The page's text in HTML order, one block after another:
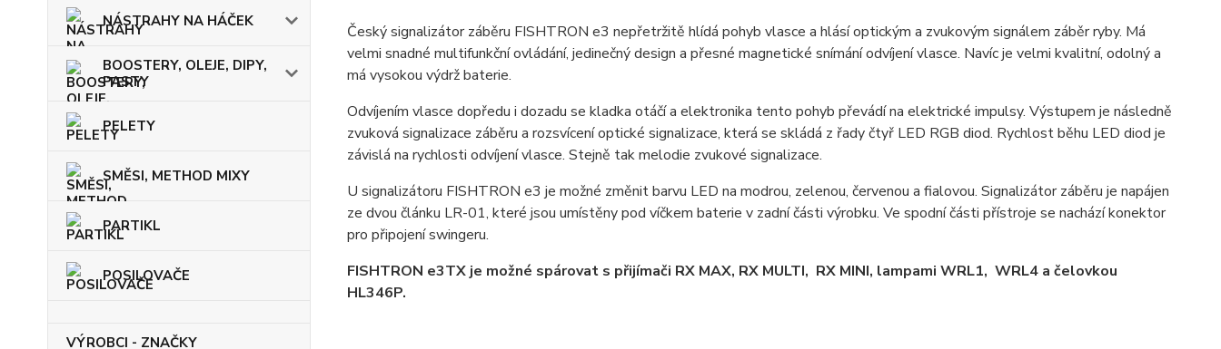
NÁSTRAHY NA HÁČEK
BOOSTERY, OLEJE, DIPY,
PASTY
PELETY
SMĚSI, METHOD MIXY
PARTIKL
POSILOVAČE
VÝROBCI - ZNAČKY
Český signalizátor záběru FISHTRON e3 nepřetržitě hlídá pohyb vlasce a hlásí optickým a zvukovým signálem záběr ryby. Má
velmi snadné multifunkční ovládání, jedinečný design a přesné magnetické snímání odvíjení vlasce. Navíc je velmi kvalitní, odolný a
má vysokou výdrž baterie.
Odvíjením vlasce dopředu i dozadu se kladka otáčí a elektronika tento pohyb převádí na elektrické impulsy. Výstupem je následně
zvuková signalizace záběru a rozsvícení optické signalizace, která se skládá z řady čtyř LED RGB diod. Rychlost běhu LED diod je
závislá na rychlosti odvíjení vlasce. Stejně tak melodie zvukové signalizace.
U signalizátoru FISHTRON e3 je možné změnit barvu LED na modrou, zelenou, červenou a fialovou. Signalizátor záběru je napájen
ze dvou článku LR-01, které jsou umístěny pod víčkem baterie v zadní části výrobku. Ve spodní části přístroje se nachází konektor
pro připojení swingeru.
FISHTRON e3TX je možné spárovat s přijímači RX MAX, RX MULTI, RX MINI, lampami WRL1, WRL4 a čelovkou
HL346P.